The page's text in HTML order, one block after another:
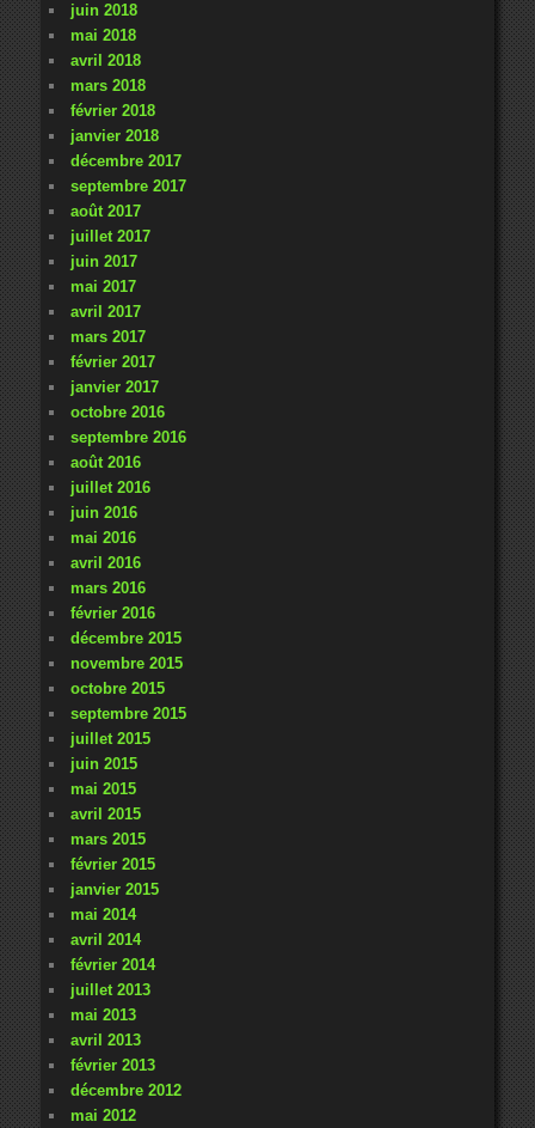
juin 2018
mai 2018
avril 2018
mars 2018
février 2018
janvier 2018
décembre 2017
septembre 2017
août 2017
juillet 2017
juin 2017
mai 2017
avril 2017
mars 2017
février 2017
janvier 2017
octobre 2016
septembre 2016
août 2016
juillet 2016
juin 2016
mai 2016
avril 2016
mars 2016
février 2016
décembre 2015
novembre 2015
octobre 2015
septembre 2015
juillet 2015
juin 2015
mai 2015
avril 2015
mars 2015
février 2015
janvier 2015
mai 2014
avril 2014
février 2014
juillet 2013
mai 2013
avril 2013
février 2013
décembre 2012
mai 2012